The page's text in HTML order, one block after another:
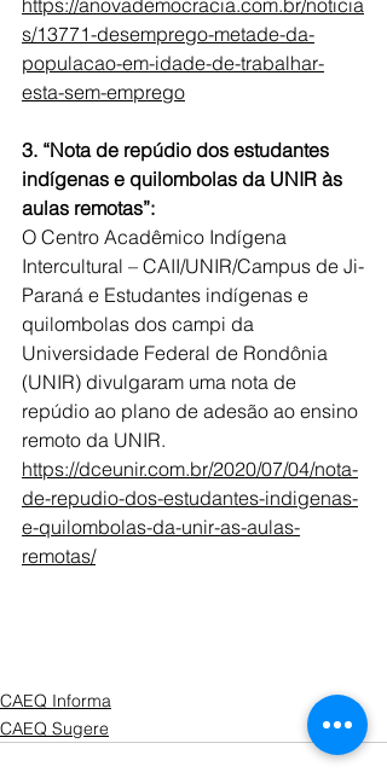
https://anovademocracia.com.br/noticia
s/13771-desemprego-metade-da-
populacao-em-idade-de-trabalhar-
esta-sem-emprego
3. “Nota de repúdio dos estudantes
indígenas e quilombolas da UNIR às
aulas remotas”:
O Centro Acadêmico Indígena
Intercultural – CAII/UNIR/Campus de Ji-
Paraná e Estudantes indígenas e
quilombolas dos campi da
Universidade Federal de Rondônia
(UNIR) divulgaram uma nota de
repúdio ao plano de adesão ao ensino
remoto da UNIR.
https://dceunir.com.br/2020/07/04/nota-
de-repudio-dos-estudantes-indigenas-
e-quilombolas-da-unir-as-aulas-
remotas/
CAEQ Informa
CAEQ Sugere